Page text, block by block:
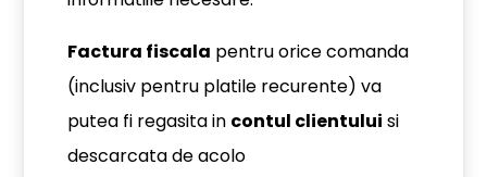
Factura fiscala pentru orice comanda
(inclusiv pentru platile recurente) va
putea fi regasita in contul clientului si
descarcata de acolo